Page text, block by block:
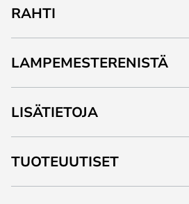
RAHTI
LAMPEMESTERENISTÄ
LISÄTIETOJA
TUOTEUUTISET